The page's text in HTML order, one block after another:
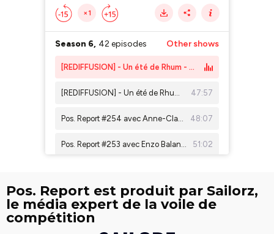
Pos. Report est produit par Sailorz,
le média expert de la voile de
compétition